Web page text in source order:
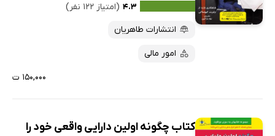
۴.۳ (امتیاز ۱۲۲ نفر)
انتشارات طاهریان
امور مالی
۱۵۰,۰۰۰ ت
کتاب چگونه اولین دارایی واقعی خود را